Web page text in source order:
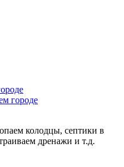
городе
колодцы, септики в
дренажи и т.д.